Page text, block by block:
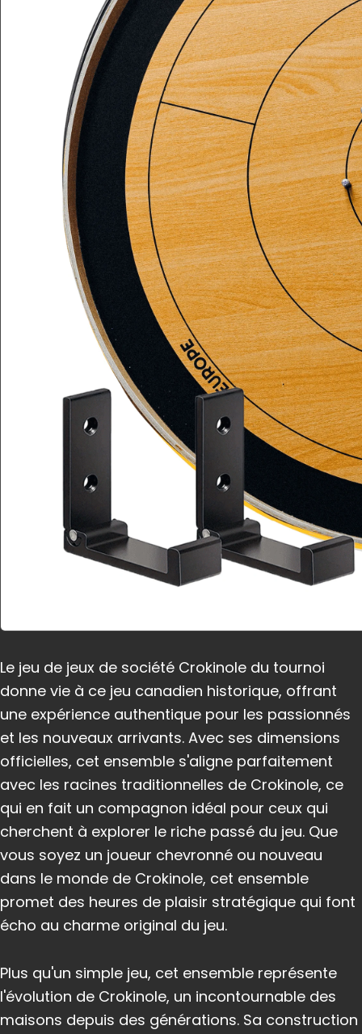
Le jeu de jeux de société Crokinole du tournoi
donne vie à ce jeu canadien historique, offrant
une expérience authentique pour les passionnés
et les nouveaux arrivants. Avec ses dimensions
officielles, cet ensemble s'aligne parfaitement
avec les racines traditionnelles de Crokinole, ce
qui en fait un compagnon idéal pour ceux qui
cherchent à explorer le riche passé du jeu. Que
vous soyez un joueur chevronné ou nouveau
dans le monde de Crokinole, cet ensemble
promet des heures de plaisir stratégique qui font
écho au charme original du jeu.
Plus qu'un simple jeu, cet ensemble représente
l'évolution de Crokinole, un incontournable des
maisons depuis des générations. Sa construction